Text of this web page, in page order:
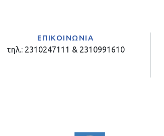
ΕΠΙΚΟΙΝΩΝΙΑ
τηλ.: 2310247111 & 2310991610